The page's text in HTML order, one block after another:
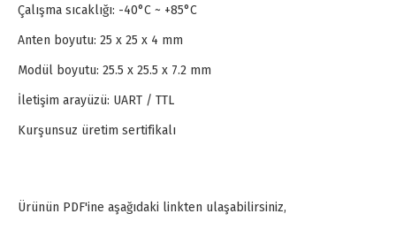
Çalışma sıcaklığı: -40°C ~ +85°C
Anten boyutu: 25 x 25 x 4 mm
Modül boyutu: 25.5 x 25.5 x 7.2 mm
İletişim arayüzü: UART / TTL
Kurşunsuz üretim sertifikalı
Ürünün PDF'ine aşağıdaki linkten ulaşabilirsiniz,